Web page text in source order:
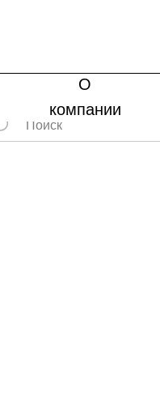
О
компании